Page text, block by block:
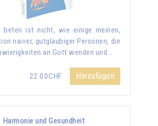
ist nicht, wie einige meinen,
naiver, gutgläubiger Personen, die
an Gott wenden und...
22.00CHF Hinzufügen
Harmonie und Gesundheit